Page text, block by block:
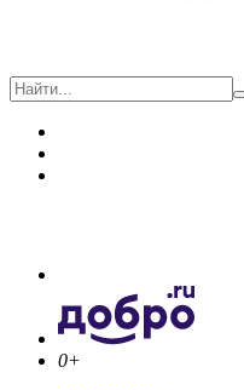
0+